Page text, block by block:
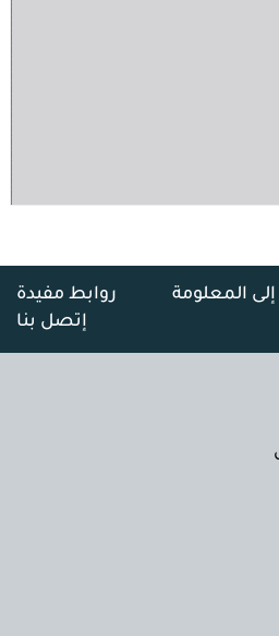
إلى المعلومة
روابط مفيدة
إتصل بنا